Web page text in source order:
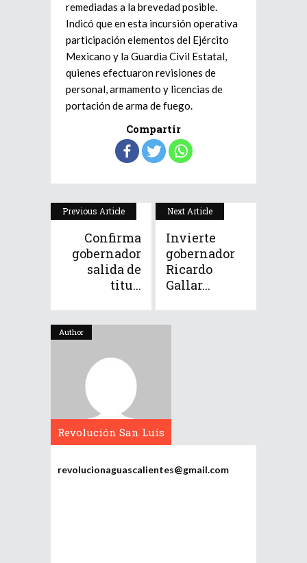
remediadas a la brevedad posible.
Indicó que en esta incursión operativa
participación elementos del Ejército
Mexicano y la Guardia Civil Estatal,
quienes efectuaron revisiones de
personal, armamento y licencias de
portación de arma de fuego.
Compartir
Previous Article
Confirma
gobernador
salida de
titu...
Next Article
Invierte
gobernador
Ricardo
Gallar...
Author
Revolución San Luis
revolucionaguascalientes@gmail.com